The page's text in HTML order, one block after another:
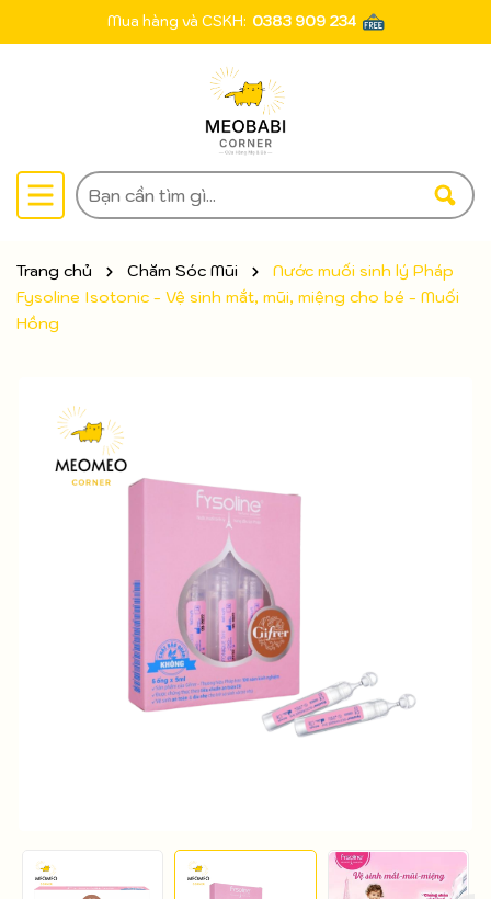
Mua hàng và CSKH: 0383 909 234
Trang chủ Chăm Sóc Mũi
Nước muối sinh lý Pháp
Fysoline Isotonic - Vệ sinh mắt, mũi, miệng cho bé - Muối
Hồng